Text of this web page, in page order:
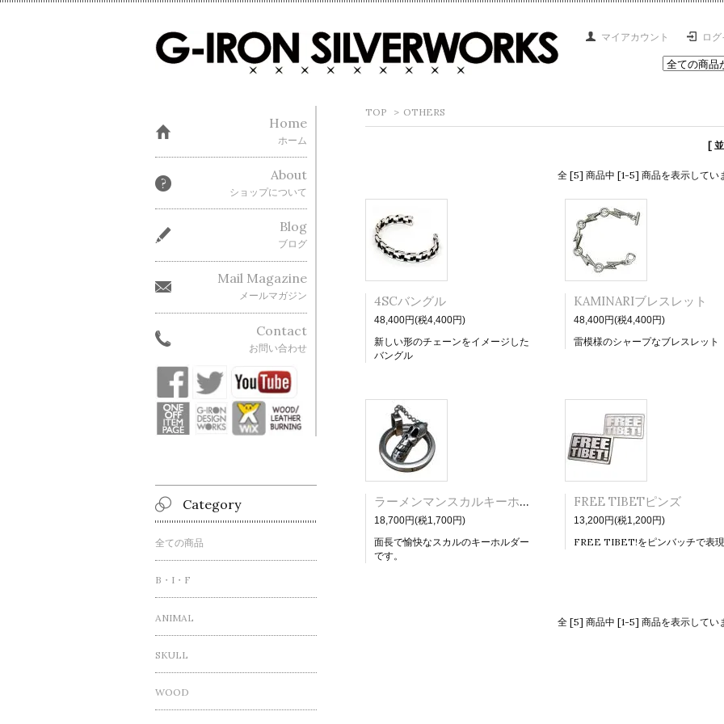
マイアカウント ロ
TOP > OTHERS
[
全 [5] 商品中 [1-5] 商品を表示してい
4SCバングル
48,400円(税4,400円)
新しい形のチェーンをイメージした
バングル
KAMINARIブレスレット
48,400円(税4,400円)
雷模様のシャープなブレスレット
ラーメンマンスカルキーホルダー
18,700円(税1,700円)
面長で愉快なスカルのキーホルダー
です。
FREE TIBETピンズ
13,200円(税1,200円)
FREE TIBET!をピンバッチで表現
全 [5] 商品中 [1-5] 商品を表示してい
Home
ホーム
About
ショップについて
Blog
ブログ
Mail Magazine
メールマガジン
Contact
お問い合わせ
Category
全ての商品
B・I・F
ANIMAL
SKULL
WOOD